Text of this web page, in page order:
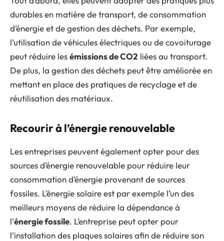
durables en matière de transport, de consommation
d’énergie et de gestion des déchets. Par exemple,
l’utilisation de véhicules électriques ou de covoiturage
peut réduire lesémissions de CO2 liées au transport.
De plus, la gestion des déchets peut être améliorée en
mettant en place des pratiques de recyclage et de
réutilisation des matériaux.
Recourir à l’énergie renouvelable
Les entreprises peuvent également opter pour des
sources d’énergie renouvelable pour réduire leur
consommation d’énergie provenant de sources
fossiles. L’énergie solaire est par exemple l’un des
meilleurs moyens de réduire la dépendance à
l’énergie fossile. L’entreprise peut opter pour
l’installation des plaques solaires afin de réduire son